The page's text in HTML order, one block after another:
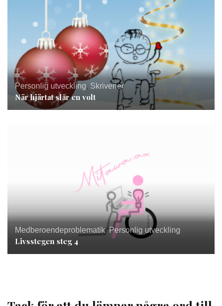
Personlig utveckling, Skriverier
När hjärtat slår en volt
Medberoendeproblematik,Personlig utveckling
Livsstegen steg 4